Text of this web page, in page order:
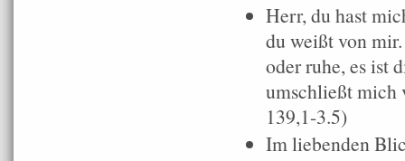
Herr, du hast
du weißt von
oder ruhe, es ist
umschließt mich
139,1-3.5)
Im liebenden